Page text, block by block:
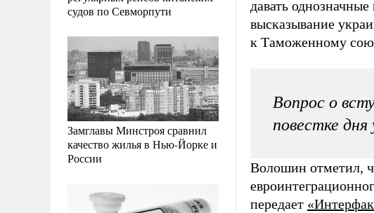
судов по Севморпути
Замглавы Минстроя сравнил
качество жилья в Нью-Йорке и
России
давать
высказывание
к Таможенному
Вопрос о
повестке
Волошин отметил,
передает